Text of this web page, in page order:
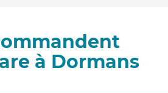
à Dormans